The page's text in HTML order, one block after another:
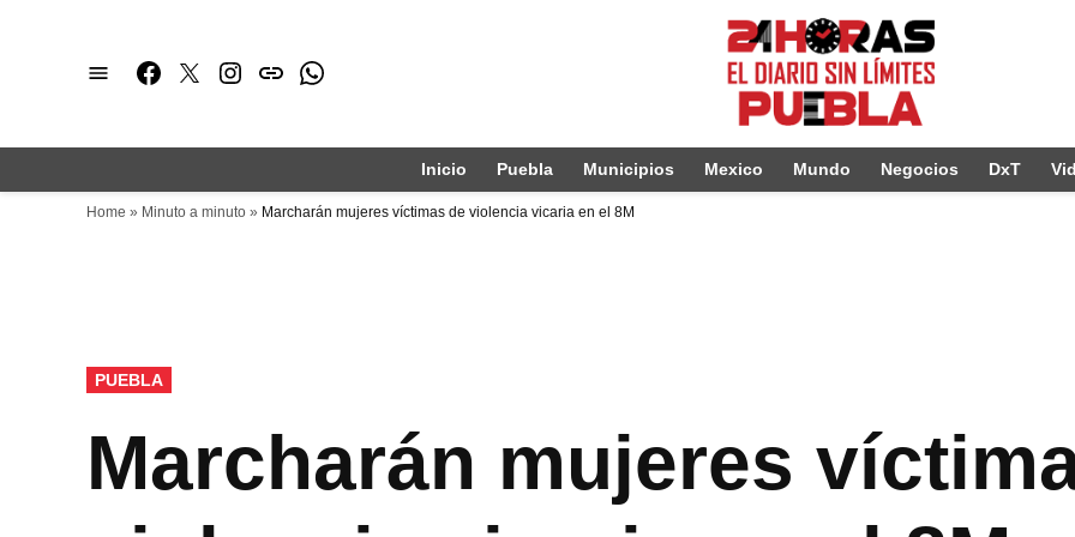
Facebook
TwitterInstagram
issuuWhatsapp
Inicio Puebla Municipios Mexico Mundo Negocios DxT
Home » Minuto a minuto » Marcharán mujeres víctimas de violencia vicaria en el 8M
PUBLICADO
EN
PUEBLA
Marcharán mujeres